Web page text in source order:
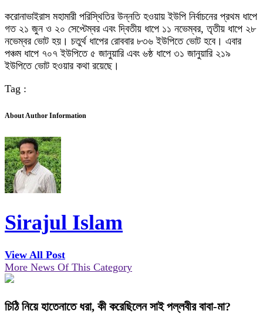
করোনাভাইরাস মহামারী পরিস্থিতির উন্নতি হওয়ায় ইউপি নির্বাচনের প্রথম ধাপে
গত ২১ জুন ও ২০ সেপ্টেম্বর এবং দ্বিতীয় ধাপে ১১ নভেম্বর, তৃতীয় ধাপে ২৮
নভেম্বর ভোট হয়। চতুর্থ ধাপের রোববার ৮৩৬ ইউপিতে ভোট হবে। এবার
পঞ্চম ধাপে ৭০৭ ইউপিতে ৫ জানুয়ারি এবং ৬ষ্ঠ ধাপে ৩১ জানুয়ারি ২১৯
ইউপিতে ভোট হওয়ার কথা রয়েছে।
Tag :
About Author Information
Sirajul Islam
View All Post
More News Of This Category
চিঠি নিয়ে হাতেনাতে ধরা, কী করেছিলেন সাই পল্লবীর বাবা-মা?